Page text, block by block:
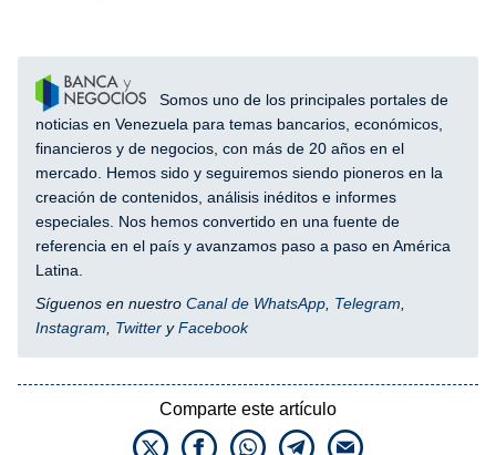
Somos uno de los principales portales de
noticias en Venezuela para temas bancarios, económicos,
financieros y de negocios, con más de 20 años en el
mercado. Hemos sido y seguiremos siendo pioneros en la
creación de contenidos, análisis inéditos e informes
especiales. Nos hemos convertido en una fuente de
referencia en el país y avanzamos paso a paso en América
Latina.
Síguenos en nuestro Canal de WhatsApp Telegram
Instagram
Twitter yFacebook
Comparte este artículo